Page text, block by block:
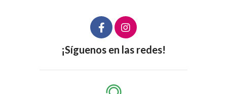
¡Síguenos en las redes!